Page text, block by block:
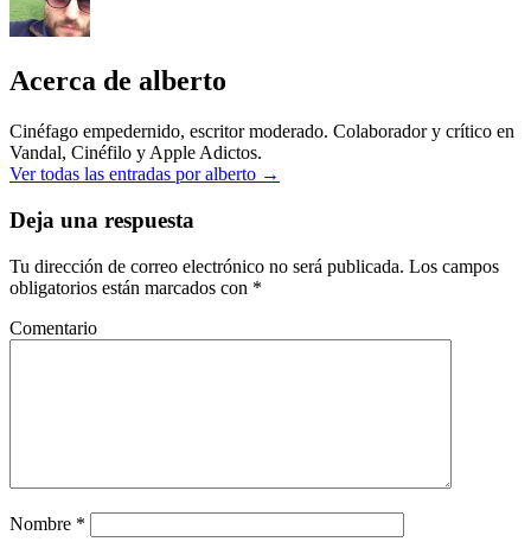
Acerca de alberto
Cinéfago empedernido, escritor moderado. Colaborador y crítico en
Vandal, Cinéfilo y Apple Adictos.
Ver todas las entradas por alberto →
Deja una respuesta
Tu dirección de correo electrónico no será publicada. Los campos
obligatorios están marcados con *
Comentario
Nombre *